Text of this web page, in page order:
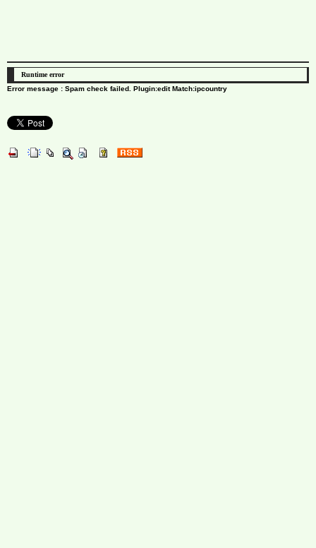
Runtime error
Error message : Spam check failed. Plugin:edit Match:ipcountry